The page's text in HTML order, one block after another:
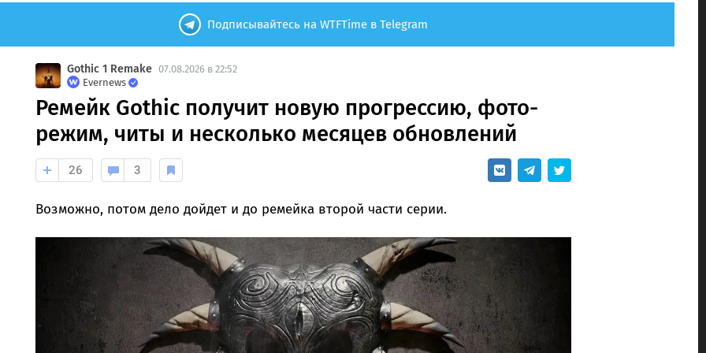
Подписывайтесь на WTFTime в Telegram
Gothic 1 Remake 07.08.2026 в 22:52
Evernews
Ремейк Gothic получит новую прогрессию, фото-
режим, читы и несколько месяцев обновлений
26 3
Возможно, потом дело дойдет и до ремейка второй части серии.